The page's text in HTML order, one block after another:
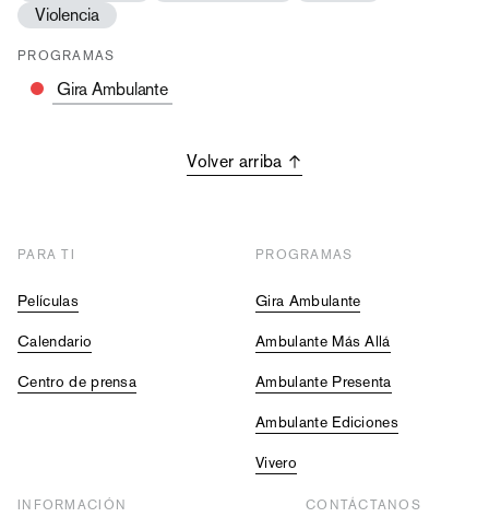
Violencia
PROGRAMAS
Gira Ambulante
Volver arriba
PARA TI
Películas
Calendario
Centro de prensa
PROGRAMAS
Gira Ambulante
Ambulante Más Allá
Ambulante Presenta
Ambulante Ediciones
Vivero
INFORMACIÓN CONTÁCTANOS